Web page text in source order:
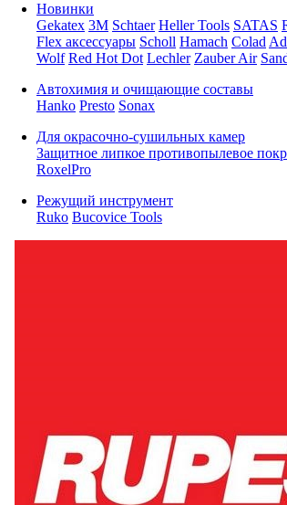
Новинки
Gekatex 3M Schtaer Heller Tools SATAS
Flex аксессуары Scholl Hamach Colad
Wolf Red Hot Dot Lechler Zauber Air
Автохимия и очищающие составы
Hanko Presto Sonax
Для окрасочно-сушильных камер
Защитное липкое противопылевое
RoxelPro
Режущий инструмент
Ruko Bucovice Tools